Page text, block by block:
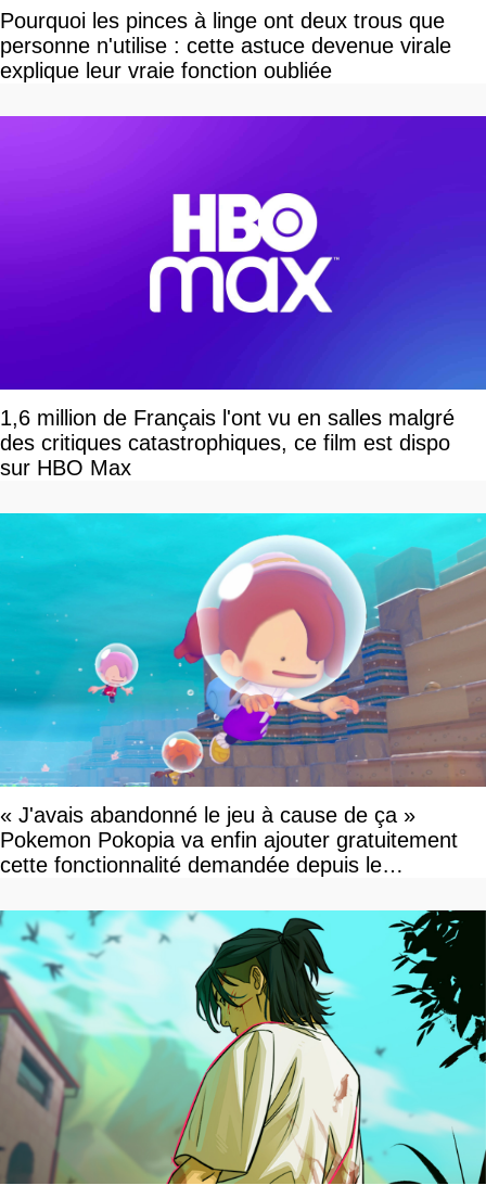
Pourquoi les pinces à linge ont deux trous que
personne n'utilise : cette astuce devenue virale
explique leur vraie fonction oubliée
1,6 million de Français l'ont vu en salles malgré
des critiques catastrophiques, ce film est dispo
sur HBO Max
« J'avais abandonné le jeu à cause de ça »
Pokemon Pokopia va enfin ajouter gratuitement
cette fonctionnalité demandée depuis le